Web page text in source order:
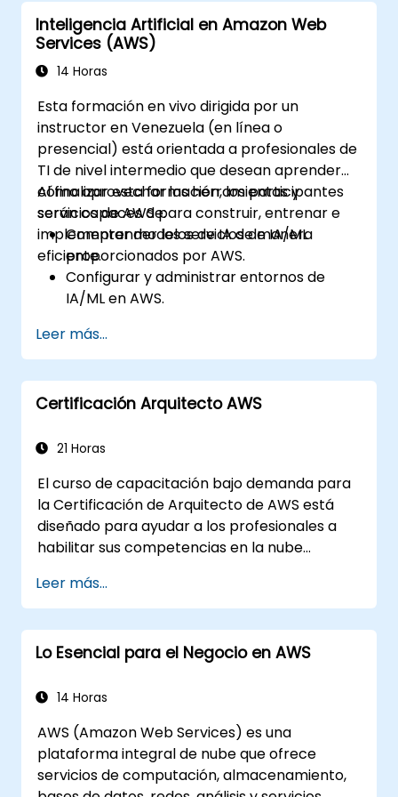
Inteligencia Artificial en Amazon Web
Services (AWS)
14 Horas
Esta formación en vivo dirigida por un
instructor en Venezuela (en línea o
presencial) está orientada a profesionales de
TI de nivel intermedio que desean aprender
cómo aprovechar las herramientas y
servicios de AWS para construir, entrenar e
implementar modelos de IA de manera
eficiente.
Al finalizar esta formación, los participantes
serán capaces de:
Comprender los servicios de IA/ML
proporcionados por AWS.
Configurar y administrar entornos de
IA/ML en AWS.
construcción, entrenamiento e
implementación de modelos de IA
utilizando Amazon SageMaker.
Aprender a utilizar diversos servicios de IA
Leer más...
Certificación Arquitecto AWS
21 Horas
El curso de capacitación bajo demanda para
la Certificación de Arquitecto de AWS está
diseñado para ayudar a los profesionales a
habilitar sus competencias en la nube
Este curso se imparte con ejemplos prácticos
de la vida real, ayudando a los participantes a
comprender la aplicación práctica de
conceptos fundamentales de la computación
Infraestructura como Servicio (IaaS),
como Servicio (SaaS), Nubes Privadas y
Programación en la Nube. Al finalizar este
curso, los participantes podrán realizar sus
Leer más...
Lo Esencial para el Negocio en AWS
14 Horas
AWS (Amazon Web Services) es una
plataforma integral de nube que ofrece
servicios de computación, almacenamiento,